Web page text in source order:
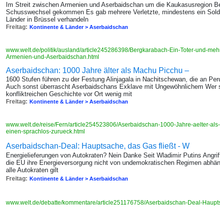
Im Streit zwischen Armenien und Aserbaidschan um die Kaukasusregion
Schusswechsel gekommen Es gab mehrere Verletzte, mindestens ein
Länder in Brüssel verhandeln
Freitag: Kontinente & Länder > Aserbaidschan
www.welt.de/politik/ausland/article245286398/Bergkarabach-Ein-Toter-und-
Armenien-und-Aserbaidschan.html
Aserbaidschan: 1000 Jahre älter als Machu Picchu –
1600 Stufen führen zu der Festung Alinjagala in Nachitschewan, die an
Auch sonst überrascht Aserbaidschans Exklave mit Ungewöhnlichem
konfliktreichen Geschichte vor Ort wenig mit
Freitag: Kontinente & Länder > Aserbaidschan
www.welt.de/reise/Fern/article254523806/Aserbaidschan-1000-Jahre-aelter-
einen-sprachlos-zurueck.html
Aserbaidschan-Deal: Hauptsache, das Gas fließt - W
Energielieferungen von Autokraten? Nein Danke Seit Wladimir Putins
die EU ihre Energieversorgung nicht von undemokratischen Regimen
alle Autokraten gilt
Freitag: Kontinente & Länder > Aserbaidschan
www.welt.de/debatte/kommentare/article251176758/Aserbaidschan-Deal-